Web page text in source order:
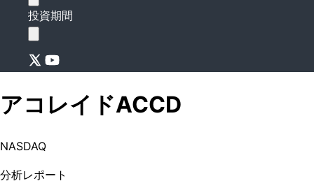
投資期間
アコレイドACCD
NASDAQ
分析レポート